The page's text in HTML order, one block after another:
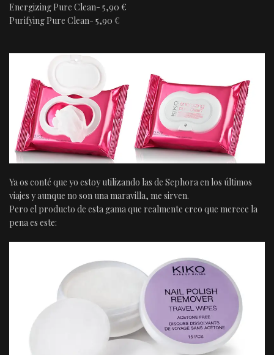
Energizing Pure Clean- 5,90 €
Purifying Pure Clean- 5,90 €
Ya os conté que yo estoy utilizando las de Sephora en los últimos
viajes y aunque no son una maravilla, me sirven.
Pero el producto de esta gama que realmente creo que merece la
pena es este: